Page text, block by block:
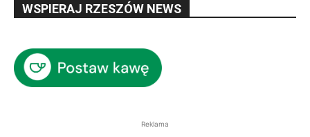
WSPIERAJ RZESZÓW NEWS
Reklama